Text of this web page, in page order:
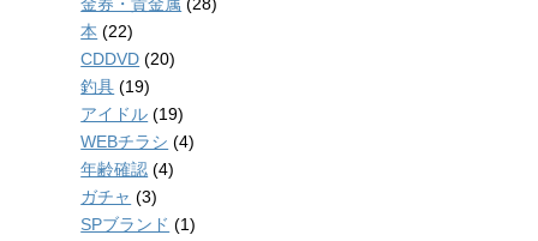
本 (22)
CDDVD (20)
釣具 (19)
アイドル (19)
WEBチラシ (4)
年齢確認 (4)
ガチャ (3)
SPブランド (1)